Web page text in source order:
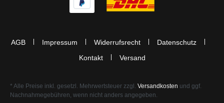
AGB Impressum Widerrufsrecht
Datenschutz
Kontakt
Versand
* Alle Preise inkl. gesetzl. Mehrwertsteuer zzgl. Versandkosten und ggf.
Nachnahmegebühren, wenn nicht anders angegeben.